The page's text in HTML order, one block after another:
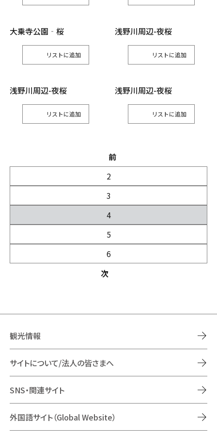
大乗寺公園‐桜
リスト
浅野川周辺-夜桜
リスト
浅野川周辺-夜桜
リスト
浅野川周辺-夜桜
リスト
前
2
3
4
5
6
次
観光情報
サイトについて/法人の皆さまへ
SNS・関連サイト
外国語サイト（Global Website）